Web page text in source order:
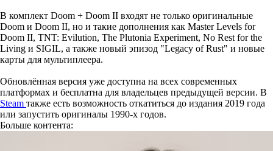
В комплект Doom + Doom II входят не только оригинальные
Doom и Doom II, но и такие дополнения как Master Levels for
Doom II, TNT: Evilution, The Plutonia Experiment, No Rest for the
Living и SIGIL, а также новый эпизод "Legacy of Rust" и новые
карты для мультиплеера.
Обновлённая версия уже доступна на всех современных
платформах и бесплатна для владельцев предыдущей версии. В
Steam также есть возможность откатиться до издания 2019 года
или запустить оригиналы 1990-х годов.
Больше контента: